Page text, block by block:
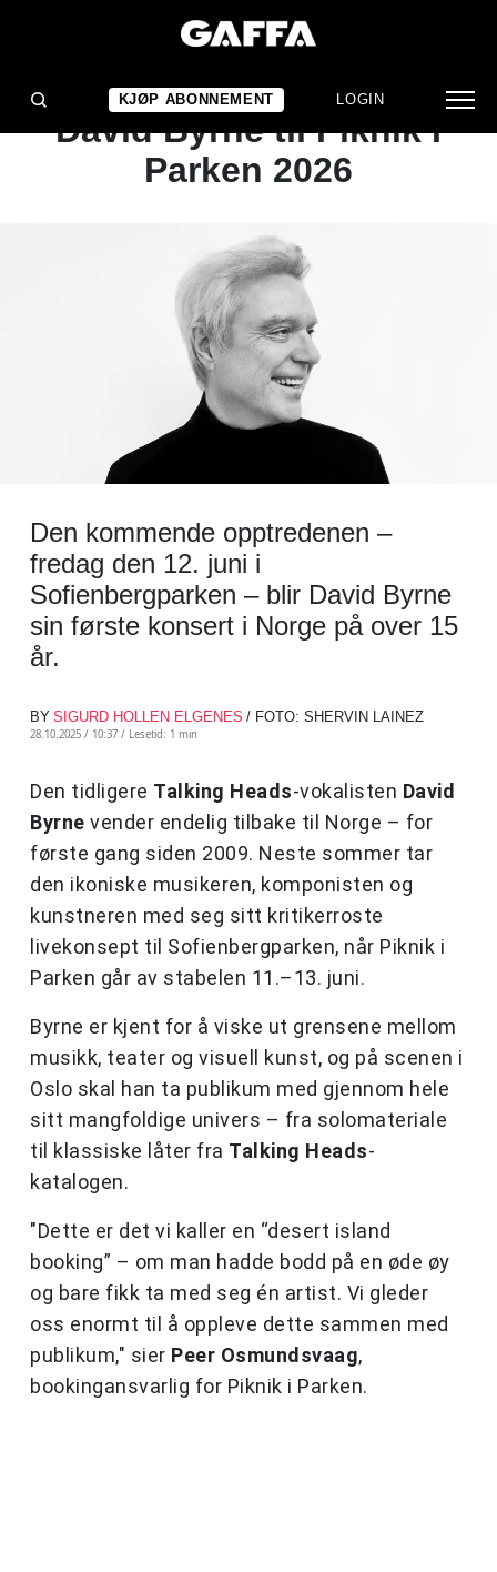
KJØP ABONNEMENT LOGIN
NYHET
Talking Heads-frontmann
David Byrne til Piknik I
Parken 2026
Den kommende opptredenen –
fredag den 12. juni i
Sofienbergparken – blir David Byrne
sin første konsert i Norge på over 15
år.
BY SIGURD HOLLEN ELGENES / FOTO: SHERVIN LAINEZ
28.10.2025 / 10:37 / Lesetid: 1 min
Den tidligere Talking Heads-vokalisten David
Byrne vender endelig tilbake til Norge – for
første gang siden 2009. Neste sommer tar
den ikoniske musikeren, komponisten og
kunstneren med seg sitt kritikerroste
livekonsept til Sofienbergparken, når Piknik i
Parken går av stabelen 11.–13. juni.
Byrne er kjent for å viske ut grensene mellom
musikk, teater og visuell kunst, og på scenen i
Oslo skal han ta publikum med gjennom hele
sitt mangfoldige univers – fra solomateriale
til klassiske låter fra Talking Heads-
katalogen.
"Dette er det vi kaller en “desert island
booking” – om man hadde bodd på en øde øy
og bare fikk ta med seg én artist. Vi gleder
oss enormt til å oppleve dette sammen med
publikum," sier Peer Osmundsvaag,
bookingansvarlig for Piknik i Parken.